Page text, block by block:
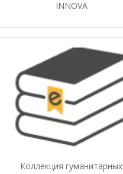
INNOVA
Коллекция гуманитарных